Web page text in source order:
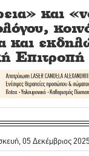
και
και
Επιτροπή
05 Δεκέμβριος